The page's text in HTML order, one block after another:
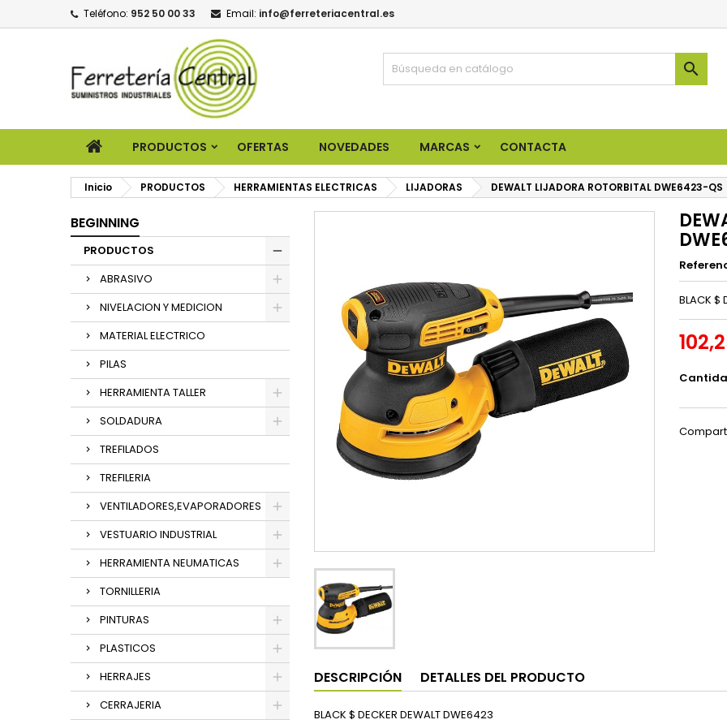
Teléfono: 952 50 00 33 Email: info@ferreteriacentral.es

PRODUCTOS OFERTAS NOVEDADES MARCAS CONTACTA
Inicio PRODUCTOS HERRAMIENTAS ELECTRICAS LIJADORAS DEWALT LIJADORA ROTORBITAL DWE6423-QS
BEGINNING
PRODUCTOS
ABRASIVO
NIVELACION Y MEDICION
MATERIAL ELECTRICO
PILAS
HERRAMIENTA TALLER
SOLDADURA
TREFILADOS
TREFILERIA
VENTILADORES,EVAPORADORES
VESTUARIO INDUSTRIAL
HERRAMIENTA NEUMATICAS
TORNILLERIA
PINTURAS
PLASTICOS
HERRAJES
CERRAJERIA
BLACK $
DESCRIPCIÓN DETALLES DEL PRODUCTO
BLACK $ DECKER DEWALT DWE6423